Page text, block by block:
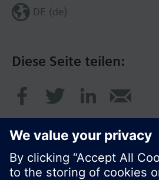
Diese Seite teilen:
DE (de)